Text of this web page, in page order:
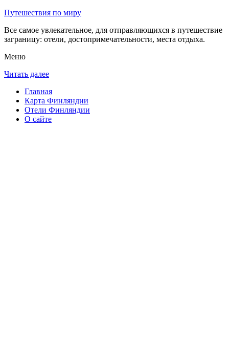
Путешествия по миру
Все самое увлекательное, для отправляющихся в путешествие
заграницу: отели, достопримечательности, места отдыха.
Меню
Читать далее
Главная
Карта Финляндии
Отели Финляндии
О сайте